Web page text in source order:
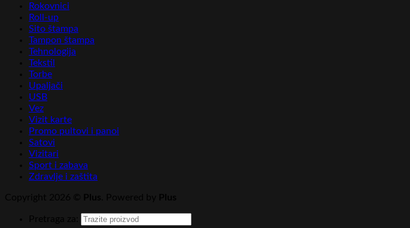
Rokovnici
Roll-up
Sito štampa
Tampon štampa
Tehnologija
Tekstil
Torbe
Upaljači
USB
Vez
Vizit karte
Promo pultovi i panoi
Satovi
Vizitari
Sport i zabava
Zdravlje i zaštita